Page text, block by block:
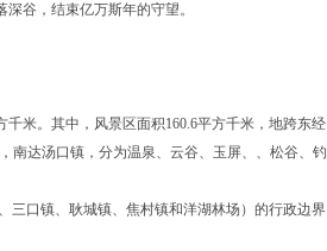
谷，结束亿万斯年的守望。
米。其中，风景区面积160.6平方千米，地跨东经
南达汤口镇，分为温泉、云谷、玉屏、、松谷、钓
三口镇、耿城镇、焦村镇和洋湖林场）的行政边界